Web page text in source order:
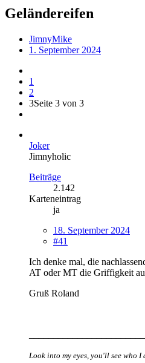
Geländereifen
JimnyMike
1. September 2024
1
2
3Seite 3 von 3
Joker
Jimnyholic
Beiträge
2.142
Karteneintrag
ja
18. September 2024
#41
Ich denke mal, die
AT oder MT die Griffigkeit
Gruß Roland
Look into my eyes, you'll see who I